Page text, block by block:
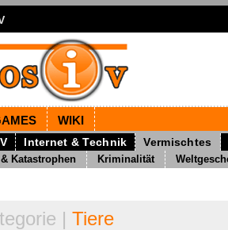
WIKI
Internet & Technik Vermischtes
Katastrophen Kriminalität
| Tiere